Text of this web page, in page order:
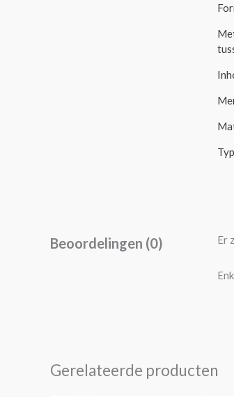
Beoordelingen (0) Er
Gerelateerde producten